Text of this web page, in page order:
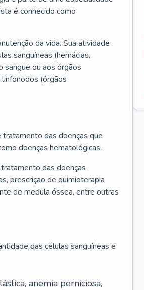
é conhecido como
da vida. Sua atividade
sanguíneas (hemácias,
sangue ou aos órgãos
(órgãos
das doenças que
doenças hematológicas.
das doenças
prescrição de quimioterapia
de medula óssea, entre outras
das células sanguíneas e
anemia perniciosa,